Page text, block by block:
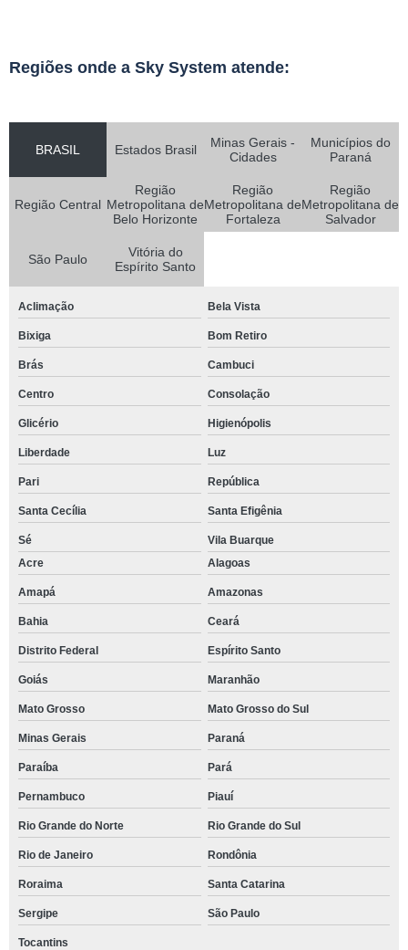
Regiões onde a Sky System atende:
BRASIL Estados Brasil
Minas Gerais -
Cidades
Municípios do
Paraná
Região Central
Região
Metropolitana de
Belo Horizonte
Região
Metropolitana de
Fortaleza
Região
Metropolitana de
Salvador
São Paulo
Vitória do
Espírito Santo
Aclimação Bela Vista
Bixiga Bom Retiro
Brás Cambuci
Centro Consolação
Glicério Higienópolis
Liberdade Luz
Pari República
Santa Cecília Santa Efigênia
Sé
Vila Buarque
Acre
Alagoas
Amapá Amazonas
Bahia Ceará
Distrito Federal Espírito Santo
Goiás Maranhão
Mato Grosso Mato Grosso do Sul
Minas Gerais Paraná
Paraíba Pará
Pernambuco Piauí
Rio Grande do Norte Rio Grande do Sul
Rio de Janeiro Rondônia
Roraima Santa Catarina
Sergipe São Paulo
Tocantins